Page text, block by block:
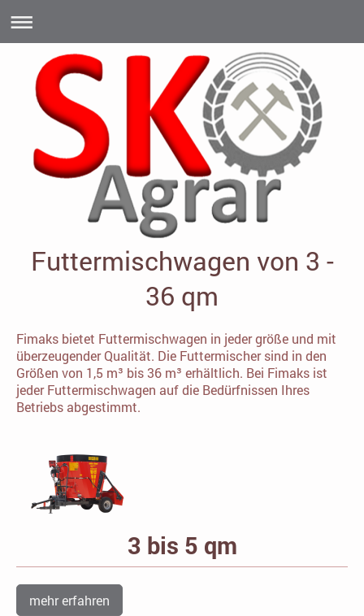
Futtermischwagen von 3 -
36 qm
Fimaks bietet Futtermischwagen in jeder größe und mit
überzeugender Qualität. Die Futtermischer sind in den
Größen von 1,5 m³ bis 36 m³ erhältlich. Bei Fimaks ist
jeder Futtermischwagen auf die Bedürfnissen Ihres
Betriebs abgestimmt.
3 bis 5 qm
mehr erfahren